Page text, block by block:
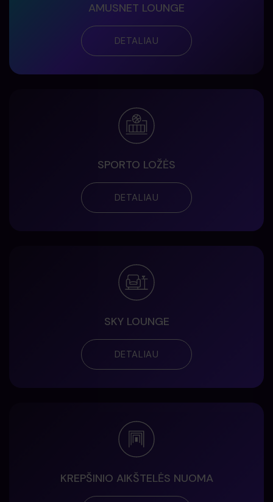
AMUSNET LOUNGE
DETALIAU
SPORTO LOŽĖS
DETALIAU
SKY LOUNGE
DETALIAU
KREPŠINIO AIKŠTELĖS NUOMA